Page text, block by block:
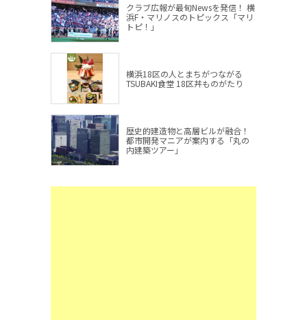
クラブ広報が最旬Newsを発信！ 横
浜F・マリノスのトピックス「マリ
トピ！」
横浜18区の人とまちがつながる
TSUBAKI食堂 18区丼ものがたり
歴史的建造物と高層ビルが融合！
都市開発マニアが案内する「丸の
内建築ツアー」